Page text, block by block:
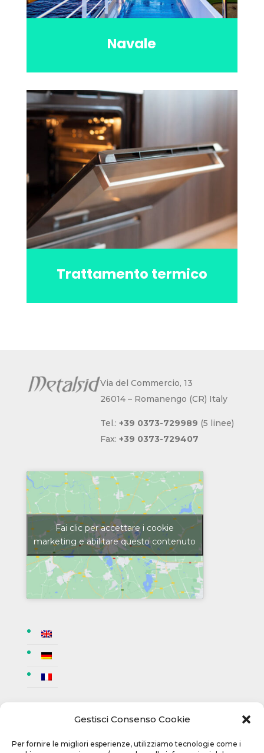
Gestisci Consenso Cookie
Per fornire le migliori esperienze, utilizziamo tecnologie come i
Navale
Trattamento termico
Via del Commercio, 13
26014 – Romanengo (CR) Italy
Tel.: +39 0373-729989 (5 linee)
Fax: +39 0373-729407
Fai clic per accettare i cookie
marketing e abilitare questo contenuto
Condizioni d’Uso
Privacy
Contatore visite